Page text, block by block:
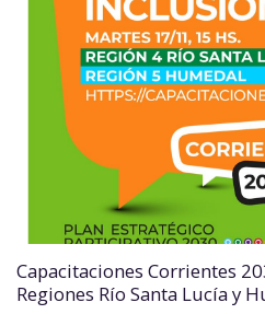
Capacitaciones Corrientes
Regiones Río Santa Lucía y